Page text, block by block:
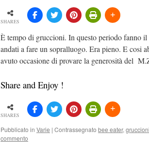
SHARES
È tempo di gruccioni. In questo periodo fanno
andati a fare un sopralluogo. Era pieno. E cosi
avuto occasione di provare la generosità del
Share and Enjoy !
SHARES
Pubblicato in Varie | Contrassegnato bee eater, gruccioni
commento